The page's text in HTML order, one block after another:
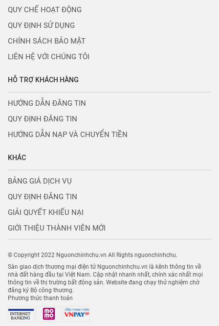
QUY CHẾ HOẠT ĐỘNG
QUY ĐỊNH SỬ DỤNG
CHÍNH SÁCH BẢO MẬT
LIÊN HỆ VỚI CHÚNG TÔI
HỖ TRỢ KHÁCH HÀNG
HƯỚNG DẪN ĐĂNG TIN
QUY ĐỊNH ĐĂNG TIN
HƯỚNG DẪN NẠP VÀ CHUYỂN TIỀN
KHÁC
BẢNG GIÁ DỊCH VỤ
QUY ĐỊNH ĐĂNG TIN
GIẢI QUYẾT KHIẾU NẠI
GIỚI THIỆU THÀNH VIÊN MỚI
© Copyright 2022 Nguonchinhchu.vn All Rights nguonchinhchu.
Sàn giao dịch thương mại điện tử Nguonchinhchu.vn là kênh thông tin về
nhà đất hàng đầu tại Việt Nam. Cập nhật nhanh nhất, chính xác nhất mọi
thông tin về thị trường bất động sản. Website đang chạy thử nghiệm chờ
đăng ký Bộ công thương.
Phương thức thanh toán